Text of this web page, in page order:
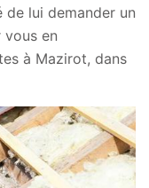
lui demander un
en
à Mazirot, dans